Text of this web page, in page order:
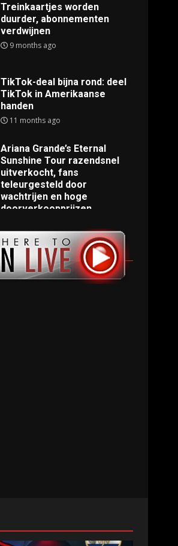
Treinkaartjes worden
duurder, abonnementen
verdwijnen
9 months ago
TikTok-deal bijna rond: deel
TikTok in Amerikaanse
handen
11 months ago
Ariana Grande’s Eternal
Sunshine Tour razendsnel
uitverkocht, fans
teleurgesteld door
wachtrijen en hoge
doorverkoopprijzen